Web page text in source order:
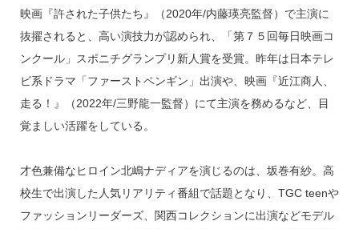
映画『許された子供たち』（2020年/内藤瑛亮監督）で主演に
抜擢されると、高い演技力が認められ、「第７５回毎日映画コ
ンクール」スポニチグランプリ新人賞を受賞。昨年は日本テレ
ビ系ドラマ「ファーストペンギン」出演や、映画『近江商人、
走る！』（2022年/三野龍一監督）にて主演を務めるなど、目
覚ましい活躍をしている。
才色兼備なヒロイン北嶋ナディアを演じるのは、坂巻有紗。高
校生で出演した人気リアリティ番組で話題となり、TGC teenや
ファッションリーダーズ、関西コレクションに出演などモデル